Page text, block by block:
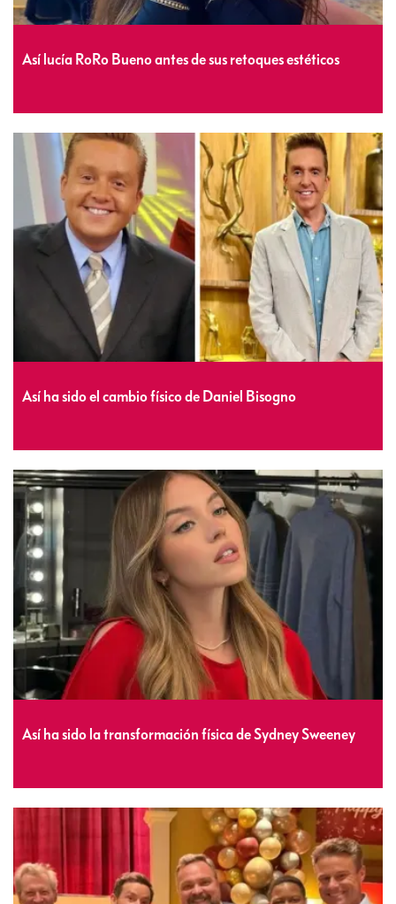
Así lucía RoRo Bueno antes de sus retoques estéticos
Así ha sido el cambio físico de Daniel Bisogno
Así ha sido la transformación física de Sydney Sweeney